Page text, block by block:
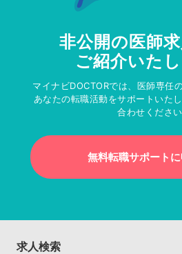
非公開の医師
ご紹介いたし
マイナビDOCTORでは、医師専任
あなたの転職活動をサポートいた
合わせください
無料転職サポート
求人検索